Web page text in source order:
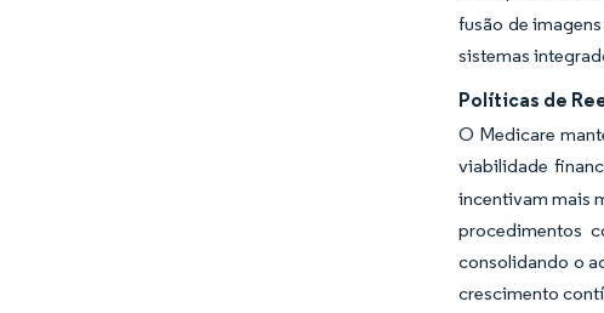
fusão de
sistemas
Políticas de
O Medicare
viabilidade
incentivam mais
procedimentos
consolidando o
crescimento